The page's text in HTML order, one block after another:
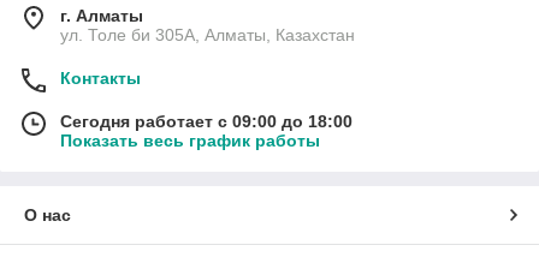
г. Алматы
ул. Толе би 305А, Алматы, Казахстан
Контакты
Сегодня работает с 09:00 до 18:00
Показать весь график работы
О нас